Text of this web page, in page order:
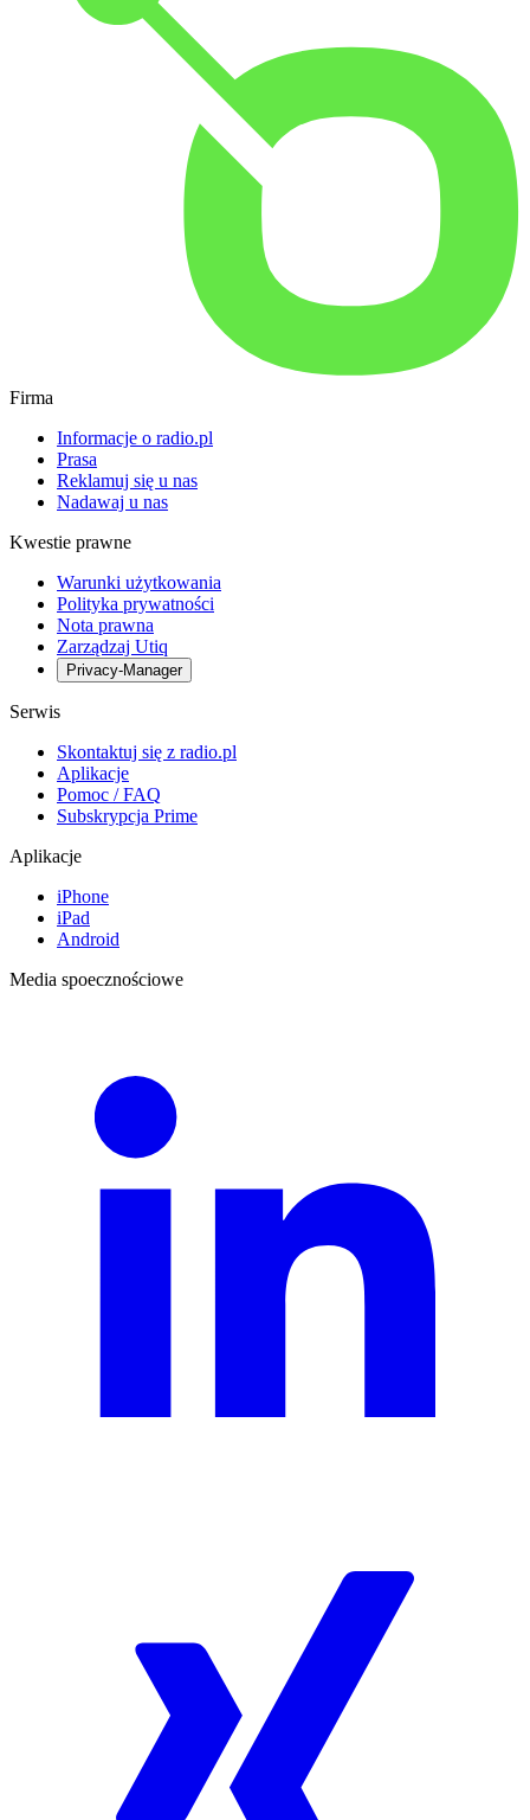
Firma
Informacje o radio.pl
Prasa
Reklamuj się u nas
Nadawaj u nas
Kwestie prawne
Warunki użytkowania
Polityka prywatności
Nota prawna
Zarządzaj Utiq
Privacy-Manager
Serwis
Skontaktuj się z radio.pl
Aplikacje
Pomoc / FAQ
Subskrypcja Prime
Aplikacje
iPhone
iPad
Android
Media spoecznościowe